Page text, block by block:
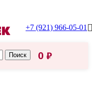
+7 (921) 966-05-01
Поиск 0 ₽